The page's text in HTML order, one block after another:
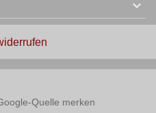

Quelle merken